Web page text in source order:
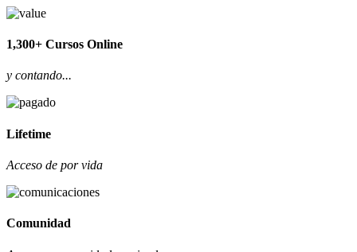
1,300+ Cursos Online
y contando...
Lifetime
Acceso de por vida
Comunidad